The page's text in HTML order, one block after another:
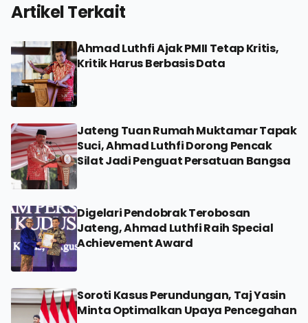
Artikel Terkait
Ahmad Luthfi Ajak PMII Tetap Kritis,
Kritik Harus Berbasis Data
Jateng Tuan Rumah Muktamar Tapak
Suci, Ahmad Luthfi Dorong Pencak
Silat Jadi Penguat Persatuan Bangsa
Digelari Pendobrak Terobosan
Jateng, Ahmad Luthfi Raih Special
Achievement Award
Soroti Kasus Perundungan, Taj Yasin
Minta Optimalkan Upaya Pencegahan